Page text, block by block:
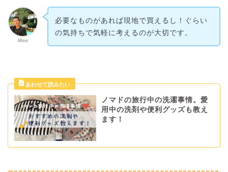
Mino
必要なものがあれば現地で買えるし！ぐらい
の気持ちで気軽に考えるのが大切です。
ノマドの旅行中の洗濯事情。愛
用中の洗剤や便利グッズも教え
ます！